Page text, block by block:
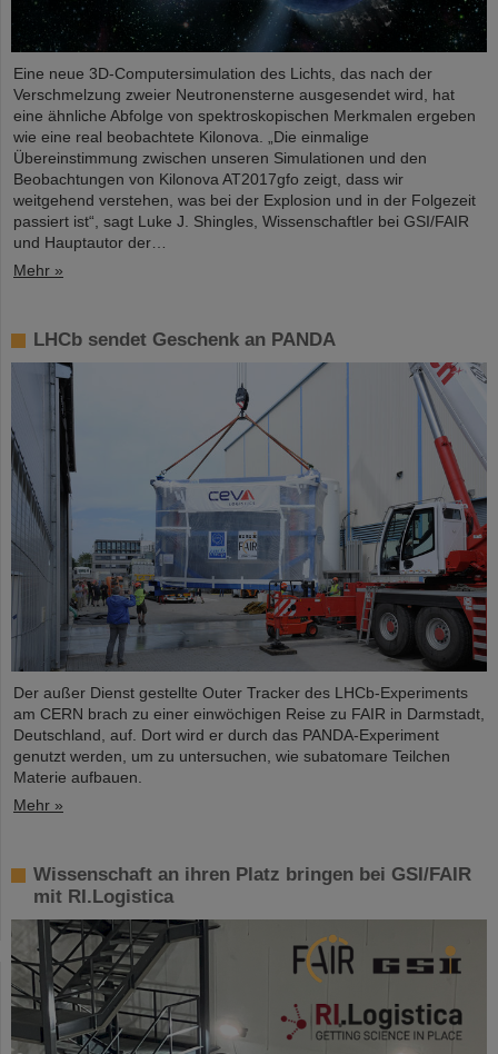
Eine neue 3D-Computersimulation des Lichts, das nach der
Verschmelzung zweier Neutronensterne ausgesendet wird, hat
eine ähnliche Abfolge von spektroskopischen Merkmalen ergeben
wie eine real beobachtete Kilonova. „Die einmalige
Übereinstimmung zwischen unseren Simulationen und den
Beobachtungen von Kilonova AT2017gfo zeigt, dass wir
weitgehend verstehen, was bei der Explosion und in der Folgezeit
passiert ist“, sagt Luke J. Shingles, Wissenschaftler bei GSI/FAIR
und Hauptautor der…
Mehr »
LHCb sendet Geschenk an PANDA
Der außer Dienst gestellte Outer Tracker des LHCb-Experiments
am CERN brach zu einer einwöchigen Reise zu FAIR in Darmstadt,
Deutschland, auf. Dort wird er durch das PANDA-Experiment
genutzt werden, um zu untersuchen, wie subatomare Teilchen
Materie aufbauen.
Mehr »
Wissenschaft an ihren Platz bringen bei GSI/FAIR
mit RI.Logistica